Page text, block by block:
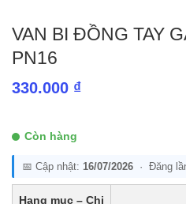
VAN BI ĐỒNG TAY
PN16
330.000 ₫
Còn hàng
📅 Cập nhật: 16/07/2026 · Đăng
Hạng mục – Chi